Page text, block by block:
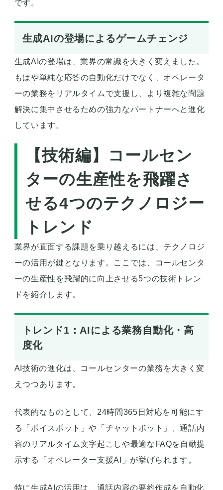
です。
生成AIの登場によるゲームチェンジ
生成AIの登場は、業界の常識を大きく変えました。
もはや単純な応答の自動化だけでなく、オペレータ
ーの業務をリアルタイムで支援し、より複雑な問題
解決に集中させるための強力なパートナーへと進化
しています。
【技術編】コールセン
ターの生産性を飛躍さ
せる4つのテクノロジー
トレンド
業界が直面する課題を乗り越えるには、テクノロジ
ーの活用が鍵となります。ここでは、コールセンタ
ーの生産性を飛躍的に向上させる5つの技術トレン
ドを紹介します。
トレンド1：AIによる業務自動化・高
度化
AI技術の進化は、コールセンターの業務を大きく変
えつつあります。
代表的なものとして、24時間365日対応を可能にす
る「ボイスボット」や「チャットボット」、通話内
容のリアルタイム文字起こしや最適なFAQを自動提
示する「オペレーター支援AI」が挙げられます。
特に生成AIの活用は、通話内容の要約作成を自動化